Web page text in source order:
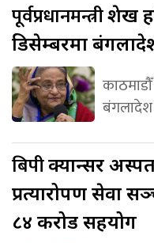
पूर्वप्रधानमन्त्रीशेख
डिसेम्बरमा
बंगलादेश
बिपीक्यान्सर
प्रत्यारोपण सेवा
८४ करोड सहयोग